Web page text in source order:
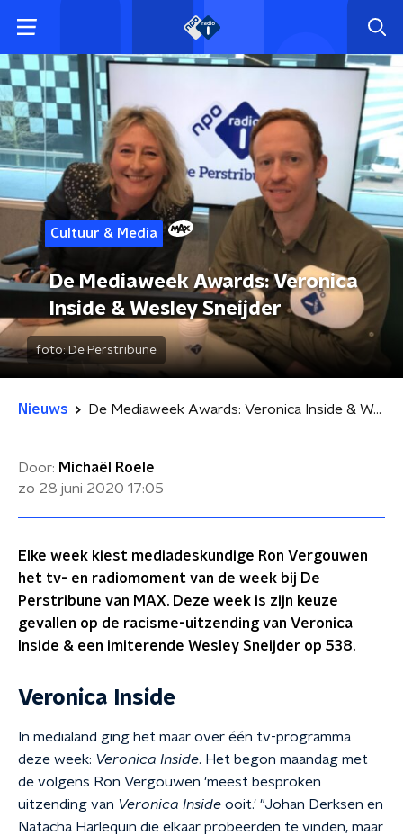
Cultuur & Media
De Mediaweek Awards: Veronica
Inside & Wesley Sneijder
foto:De Perstribune
Nieuws De Mediaweek Awards: Veronica Inside & Wesley Sneijder
Door: Michaël Roele
zo 28 juni 2020 17:05
Elke week kiest mediadeskundige Ron Vergouwen
het tv- en radiomoment van de week bij De
Perstribune van MAX. Deze week is zijn keuze
gevallen op de racisme-uitzending van Veronica
Inside & een imiterende Wesley Sneijder op 538.
Veronica Inside
In medialand ging het maar over één tv-programma
deze week: Veronica Inside. Het begon maandag met
de volgens Ron Vergouwen 'meest besproken
uitzending van Veronica Inside ooit.' "Johan Derksen en
Natacha Harlequin die elkaar probeerden te vinden, maar